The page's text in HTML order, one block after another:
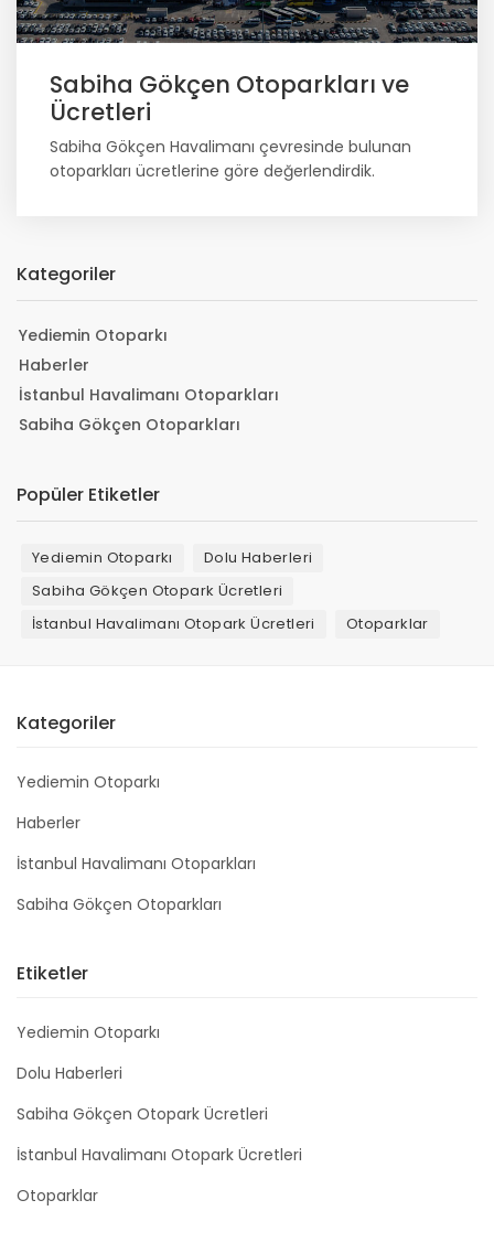
Sabiha Gökçen Otoparkları ve
Ücretleri
Sabiha Gökçen Havalimanı çevresinde bulunan
otoparkları ücretlerine göre değerlendirdik.
Kategoriler
Yediemin Otoparkı
Haberler
İstanbul Havalimanı Otoparkları
Sabiha Gökçen Otoparkları
Popüler Etiketler
Yediemin Otoparkı
Dolu Haberleri
Sabiha Gökçen Otopark Ücretleri
İstanbul Havalimanı Otopark Ücretleri
Otoparklar
Kategoriler
Yediemin Otoparkı
Haberler
İstanbul Havalimanı Otoparkları
Sabiha Gökçen Otoparkları
Etiketler
Yediemin Otoparkı
Dolu Haberleri
Sabiha Gökçen Otopark Ücretleri
İstanbul Havalimanı Otopark Ücretleri
Otoparklar